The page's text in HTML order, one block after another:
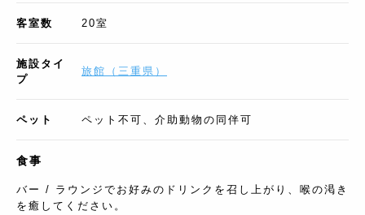
客室数 20室
施設タイ
プ
旅館 （ 三重県 ）
ペット ペット不可、介助動物の同伴可
食事
バー / ラウンジでお好みのドリンクを召し上がり、喉の渇き
を癒してください。